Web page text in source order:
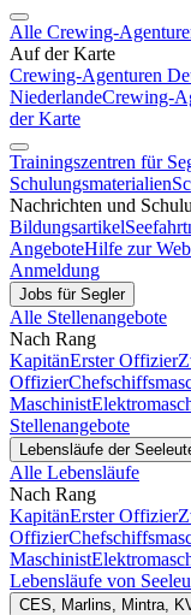
Alle Crewing-
Auf der Karte
Crewing-Agenturen
NiederlandeCrewing-
der Karte
Trainingszentren für
Schulungsmaterialien
Nachrichten und
Bildungsartikel
AngeboteHilfe zur
Anmeldung
Jobs für Segler
Alle Stellenangebote
Nach Rang
KapitänErster Offizier
Offizier
Maschinist
Stellenangebote
Lebensläufe der
Alle Lebensläufe
Nach Rang
KapitänErster Offizier
Offizier
Maschinist
Lebensläufe von
CES, Marlins, Mintra,